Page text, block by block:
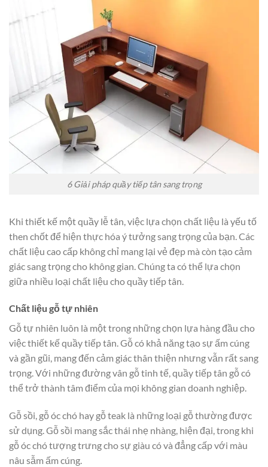
6 Giải pháp quầy tiếp tân sang trọng
Khi thiết kế một quầy lễ tân, việc lựa chọn chất liệu là yếu tố
then chốt để hiện thực hóa ý tưởng sang trọng của bạn. Các
chất liệu cao cấp không chỉ mang lại vẻ đẹp mà còn tạo cảm
giác sang trọng cho không gian. Chúng ta có thể lựa chọn
giữa nhiều loại chất liệu cho quầy tiếp tân.
Chất liệu gỗ tự nhiên
Gỗ tự nhiên luôn là một trong những chọn lựa hàng đầu cho
việc thiết kế quầy tiếp tân. Gỗ có khả năng tạo sự ấm cúng
và gần gũi, mang đến cảm giác thân thiện nhưng vẫn rất sang
trọng. Với những đường vân gỗ tinh tế, quầy tiếp tân gỗ có
thể trở thành tâm điểm của mọi không gian doanh nghiệp.
Gỗ sồi, gỗ óc chó hay gỗ teak là những loại gỗ thường được
sử dụng. Gỗ sồi mang sắc thái nhẹ nhàng, hiện đại, trong khi
gỗ óc chó tượng trưng cho sự giàu có và đẳng cấp với màu
nâu sẫm ấm cúng.